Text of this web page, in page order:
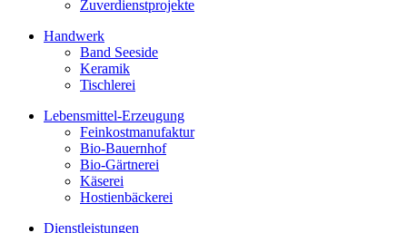
Zuverdienstprojekte
Handwerk
Band Seeside
Keramik
Tischlerei
Lebensmittel-Erzeugung
Feinkostmanufaktur
Bio-Bauernhof
Bio-Gärtnerei
Käserei
Hostienbäckerei
Dienstleistungen